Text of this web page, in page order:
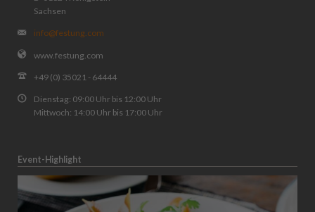
Sachsen
info@festung.com
www.festung.com
+49 (0) 35021 - 64444
Dienstag: 09:00 Uhr bis 12:00 Uhr
Mittwoch: 14:00 Uhr bis 17:00 Uhr
Event-Highlight